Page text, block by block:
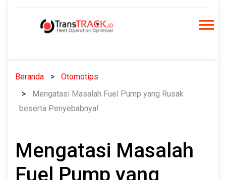
Beranda
Otomotips
Mengatasi Masalah Fuel Pump yang Rusak
beserta Penyebabnya!
Mengatasi Masalah
Fuel Pump yang